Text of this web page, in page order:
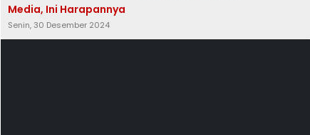
Media, Ini Harapannya
Senin, 30 Desember 2024